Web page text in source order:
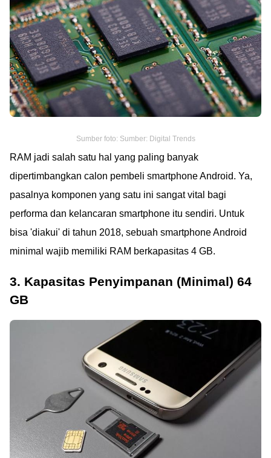
Sumber foto: Sumber: Digital Trends
RAM jadi salah satu hal yang paling banyak
dipertimbangkan calon pembeli smartphone Android. Ya,
pasalnya komponen yang satu ini sangat vital bagi
performa dan kelancaran smartphone itu sendiri. Untuk
bisa 'diakui' di tahun 2018, sebuah smartphone Android
minimal wajib memiliki RAM berkapasitas 4 GB.
3. Kapasitas Penyimpanan (Minimal) 64
GB